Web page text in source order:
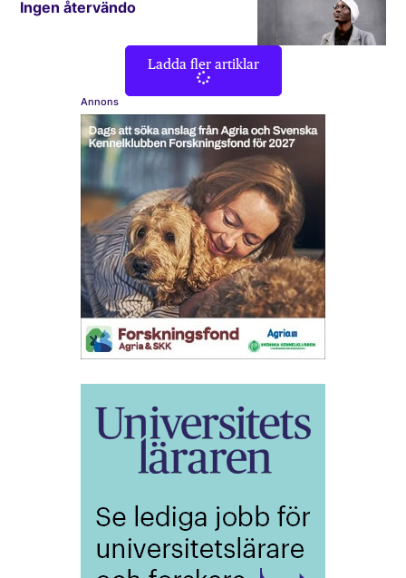
Ingen återvändo
Ladda fler artiklar
Annons